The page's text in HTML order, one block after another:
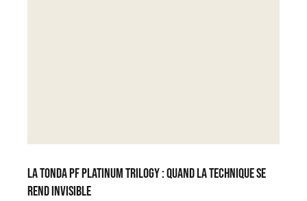
La Tonda PF Platinum Trilogy : quand la technique se
rend invisible